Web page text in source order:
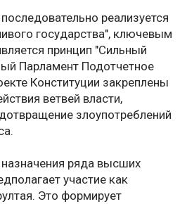
реализуется
государства", ключевым
принцип "Сильный
Парламент Подотчетное
Конституции закреплены
ветвей власти,
злоупотреблений
назначения ряда высших
участие как
Это формирует